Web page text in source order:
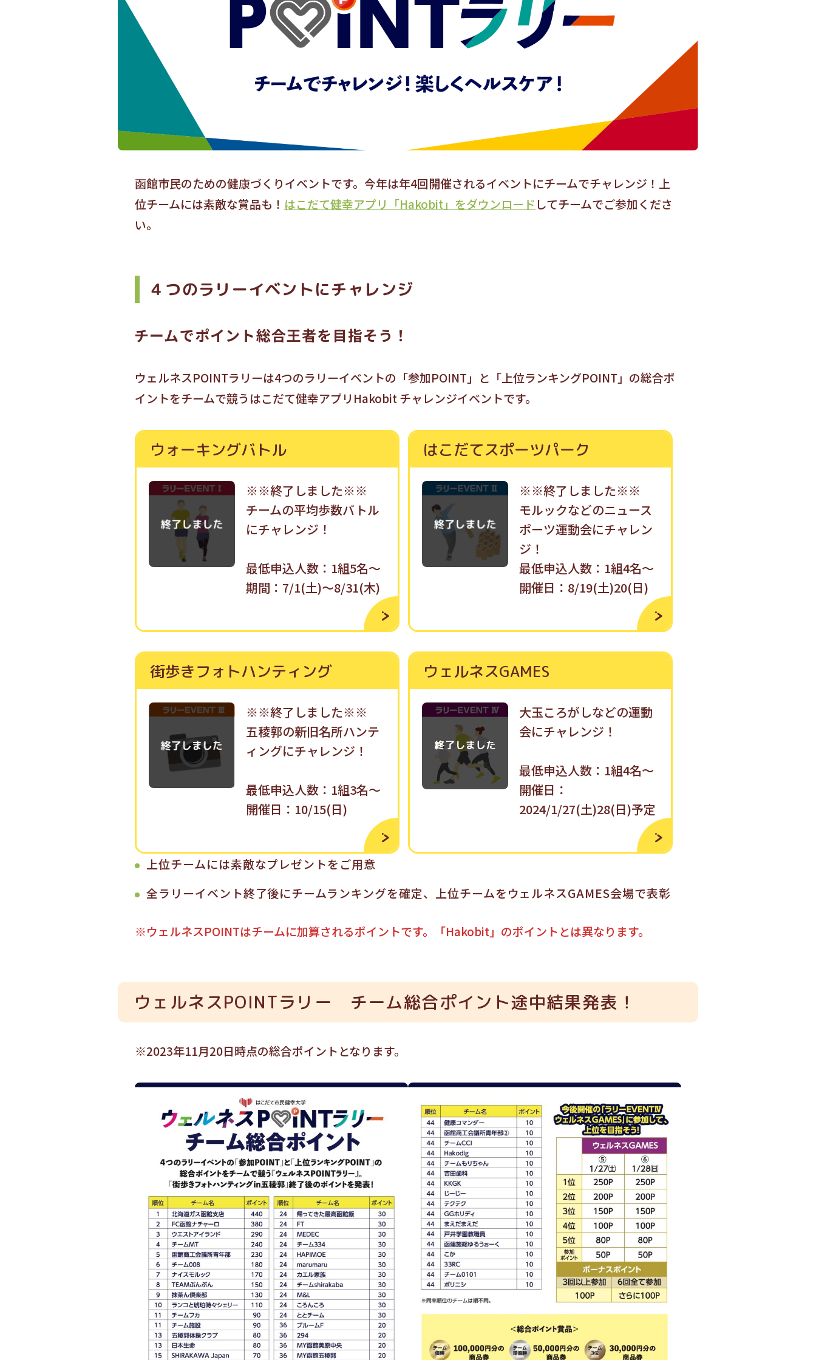
函館市民のための健康づくりイベントです。今年は年4回開催されるイベントにチームでチャレンジ！上
位チームには素敵な賞品も！ はこだて健幸アプリ「Hakobit」をダウンロード してチームでご参加くださ
い。
４つのラリーイベントにチャレンジ
チームでポイント総合王者を目指そう！
ウェルネスPOINTラリーは4つのラリーイベントの「参加POINT」と「上位ランキングPOINT」の総合ポ
イントをチームで競うはこだて健幸アプリHakobit チャレンジイベントです。
ウォーキングバトル
※※終了しました※※
チームの平均歩数バトル
にチャレンジ！
最低申込人数：1組5名〜
期間：7/1(土)〜8/31(木)
はこだてスポーツパーク
※※終了しました※※
モルックなどのニュース
ポーツ運動会にチャレン
ジ！
最低申込人数：1組4名〜
開催日：8/19(土)20(日)
街歩きフォトハンティング
※※終了しました※※
五稜郭の新旧名所ハンテ
ィングにチャレンジ！
最低申込人数：1組3名〜
開催日：10/15(日)
ウェルネスGAMES
大玉ころがしなどの運動
会にチャレンジ！
最低申込人数：1組4名〜
開催日：
2024/1/27(土)28(日)予定
上位チームには素敵なプレゼントをご用意
全ラリーイベント終了後にチームランキングを確定、上位チームをウェルネスGAMES会場で表彰
※ウェルネスPOINTはチームに加算されるポイントです。「Hakobit」のポイントとは異なります。
ウェルネスPOINTラリー チーム総合ポイント途中結果発表！
※2023年11月20日時点の総合ポイントとなります。